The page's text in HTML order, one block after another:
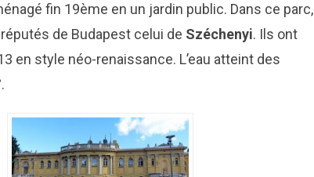
fin 19ème en un jardin public. Dans ce parc,
de Budapest celui de Széchenyi. Ils ont
en style néo-renaissance. L’eau atteint des